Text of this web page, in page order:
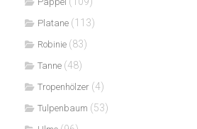
Platane (113)
Robinie (83)
Tanne (48)
Tropenhölzer (4)
Tulpenbaum (53)